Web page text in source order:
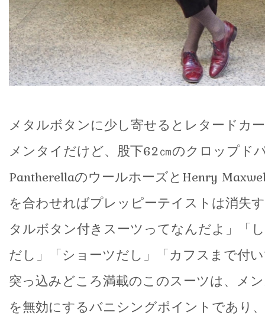
メタルボタンに少し寄せるとレタードカ
メンタイだけど、股下62㎝のクロップド
PantherellaのウールホーズとHenry
を合わせればプレッピーテイストは消失
タルボタン付きスーツってなんだよ」「
だし」「ショーツだし」「カフスまで付
突っ込みどころ満載のこのスーツは、メ
を無効にするバニシングポイントであり